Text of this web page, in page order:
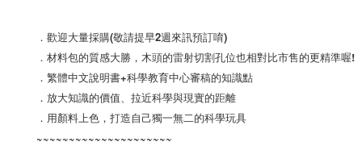
．歡迎大量採購(敬請提早2週來訊預訂唷)
．材料包的質感大勝，木頭的雷射切割孔位也相對比市售的更精準喔!
．繁體中文說明書+科學教育中心審稿的知識點
．放大知識的價值、拉近科學與現實的距離
．用顏料上色，打造自己獨一無二的科學玩具
~~~~~~~~~~~~~~~~~~~~~